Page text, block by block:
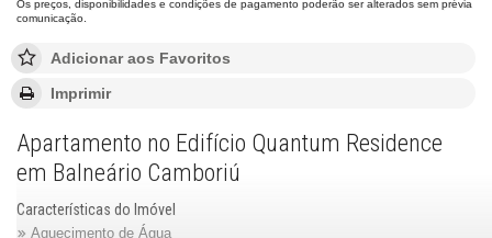
Os preços, disponibilidades e condições de pagamento poderão ser alterados sem prévia
comunicação.
Adicionar aos Favoritos
Imprimir
Apartamento no Edifício Quantum Residence
em Balneário Camboriú
Características do Imóvel
Aquecimento de Água